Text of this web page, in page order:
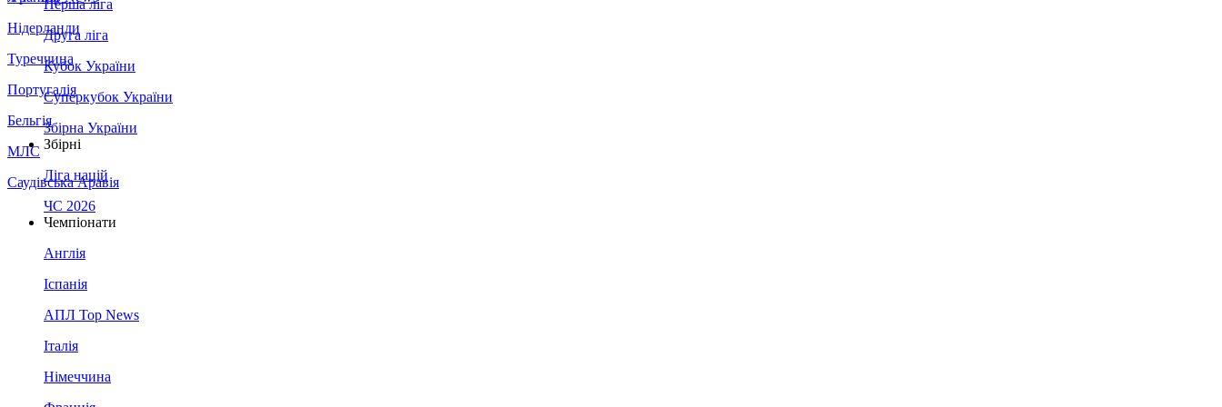
Нідерланди
Туреччина
Португалія
Бельгія
МЛС
Саудівська Аравія
Перша ліга
Друга ліга
Кубок України
Суперкубок України
Збірна України
Збірні
Ліга націй
ЧС 2026
Чемпіонати
Англія
Іспанія
АПЛ Top News
Італія
Німеччина